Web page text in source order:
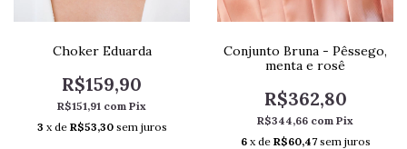
Choker Eduarda
R$159,90
R$151,91 com Pix
3 x de R$53,30 sem juros
Conjunto Bruna - Pêssego,
menta e rosê
R$362,80
R$344,66 com Pix
6 x de R$60,47 sem juros